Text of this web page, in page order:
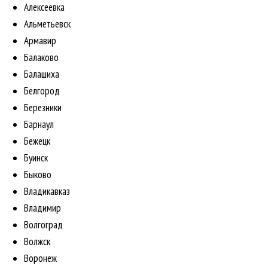
Алексеевка
Альметьевск
Армавир
Балаково
Балашиха
Белгород
Березники
Барнаул
Бежецк
Буинск
Быково
Владикавказ
Владимир
Волгоград
Волжск
Воронеж